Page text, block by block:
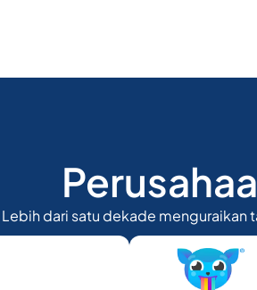
Lebih dari satu dekade menguraikan